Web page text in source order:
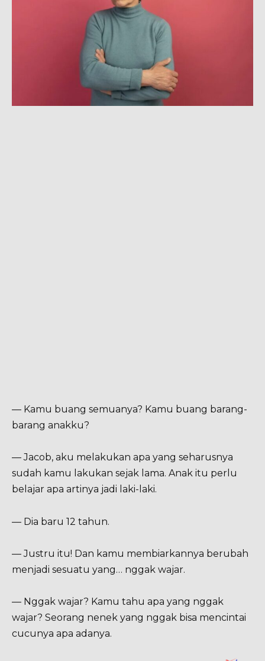
— Kamu buang semuanya? Kamu buang barang-
barang anakku?
— Jacob, aku melakukan apa yang seharusnya
sudah kamu lakukan sejak lama. Anak itu perlu
belajar apa artinya jadi laki-laki.
— Dia baru 12 tahun.
— Justru itu! Dan kamu membiarkannya berubah
menjadi sesuatu yang… nggak wajar.
— Nggak wajar? Kamu tahu apa yang nggak
wajar? Seorang nenek yang nggak bisa mencintai
cucunya apa adanya.